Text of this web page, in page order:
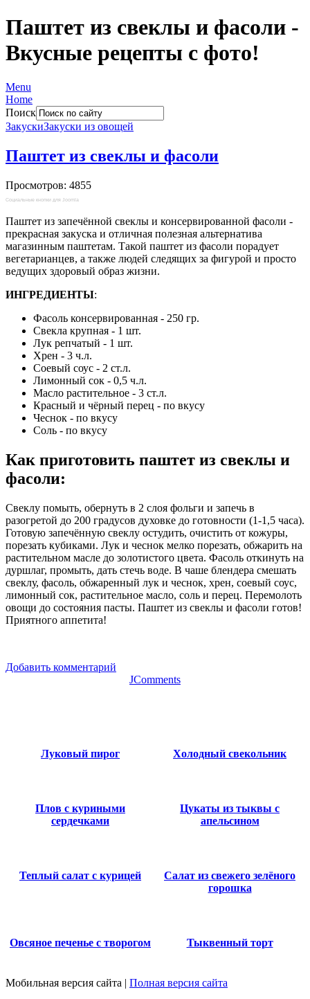
Паштет из свеклы и фасоли -
Вкусные рецепты с фото!
Menu
Home
Поиск
ЗакускиЗакуски из овощей
Паштет из свеклы и фасоли
Просмотров: 4855
Социальные кнопки для Joomla
Паштет из запечённой свеклы и консервированной фасоли -
прекрасная закуска и отличная полезная альтернатива
магазинным паштетам. Такой паштет из фасоли порадует
вегетарианцев, а также людей следящих за фигурой и просто
ведущих здоровый образ жизни.
ИНГРЕДИЕНТЫ:
Фасоль консервированная - 250 гр.
Свекла крупная - 1 шт.
Лук репчатый - 1 шт.
Хрен - 3 ч.л.
Соевый соус - 2 ст.л.
Лимонный сок - 0,5 ч.л.
Масло растительное - 3 ст.л.
Красный и чёрный перец - по вкусу
Чеснок - по вкусу
Соль - по вкусу
Как приготовить паштет из свеклы и
фасоли:
Свеклу помыть, обернуть в 2 слоя фольги и запечь в
разогретой до 200 градусов духовке до готовности (1-1,5 часа).
Готовую запечённую свеклу остудить, очистить от кожуры,
порезать кубиками. Лук и чеснок мелко порезать, обжарить на
растительном масле до золотистого цвета. Фасоль откинуть на
дуршлаг, промыть, дать стечь воде. В чаше блендера смешать
свеклу, фасоль, обжаренный лук и чеснок, хрен, соевый соус,
лимонный сок, растительное масло, соль и перец. Перемолоть
овощи до состояния пасты. Паштет из свеклы и фасоли готов!
Приятного аппетита!
Добавить комментарий
JComments
Луковый пирог Холодный свекольник
Плов с куриными
сердечками
Цукаты из тыквы с
апельсином
Теплый салат с курицей
Салат из свежего зелёного
горошка
Овсяное печенье с творогом Тыквенный торт
Мобильная версия сайта | Полная версия сайта